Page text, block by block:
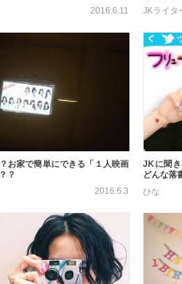
2016.6.11
JKライタ
お家で簡単にできる「１人映画
？
2016.6.3
JKに聞
どんな落
ひな